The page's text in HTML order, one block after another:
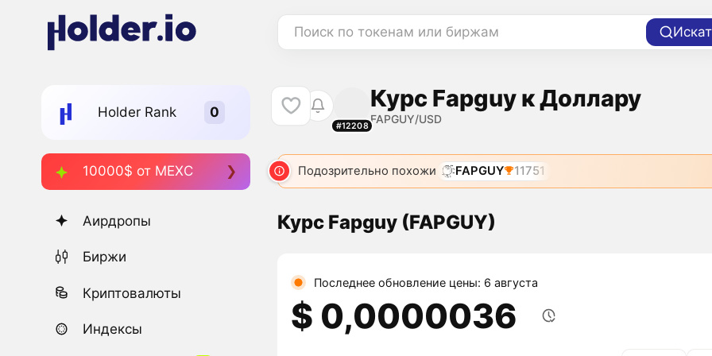
Поиск по токенам или биржам
Holder Rank
10000$ от MEXC
Аирдропы
Биржи
Криптовалюты
Индексы
#12208
Курс Fapguy к Доллару
FAPGUY/USD
Подозрительно похожи FAPGUY 11751
Курс Fapguy (FAPGUY)
Последнее обновление цены: 6 августа
$ 0,0000036